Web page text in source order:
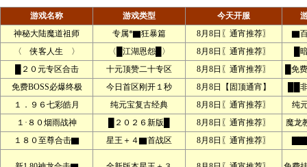
游戏名称 游戏类型 今天开服
神秘大陆魔道祖师
专属*▇狂暴篇 8月8日〖通宵推荐〗
▇
〈 侠客人生 〉
〈█江湖恩怨█〉 8月8日〖通宵推荐〗
█
█２０元专区合击
十元顶赞二十专区 8月8日〖通宵推荐〗
█免
免费BOSS必爆终极
今日首区刚开１秒 8月8日【固顶通宵】
██
１．９６七彩皓月
纯元宝复古经典 8月8日〖通宵推荐〗
纯
１·８０烟雨战神
█２０２６新版█ 8月8日〖通宵推荐〗
魔龙
１８０至尊合击▇
星王＋４▇首战区 8月8日〖通宵推荐〗